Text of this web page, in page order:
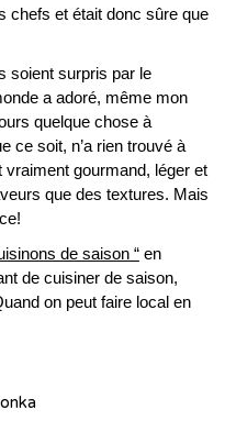
chefs et était donc sûre que
soient surpris par le
a adoré, même mon
quelque chose à
ce soit, n’a rien trouvé à
vraiment gourmand, léger et
que des textures. Mais
de saison “ en
de cuisiner de saison,
on peut faire local en